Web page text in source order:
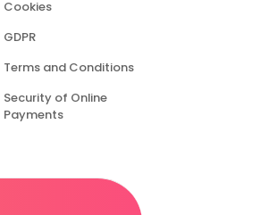
Cookies
GDPR
Terms and Conditions
Security of Online
Payments